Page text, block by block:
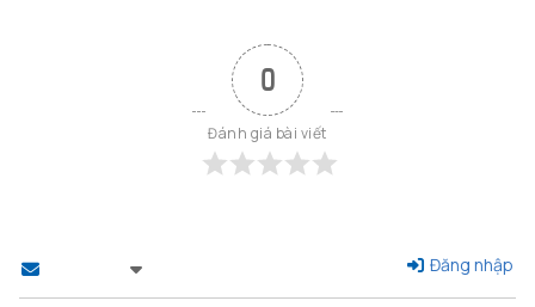
0
Đánh giá bài viết
Đăng nhập